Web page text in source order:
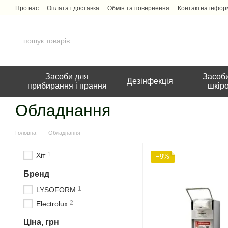
Перейти до основного контенту
Про нас Оплата і доставка Обмін та повернення Контактна
Засоби для
прибирання і прання
Дезінфекція
Обладнання
Головна Обладнання
−9%
Хіт 1
Бренд
LYSOFORM 1
Electrolux 2
Ціна, грн